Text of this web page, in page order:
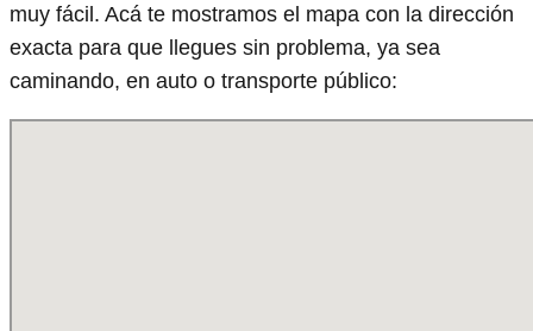
muy fácil. Acá te mostramos el mapa con la dirección
exacta para que llegues sin problema, ya sea
caminando, en auto o transporte público: